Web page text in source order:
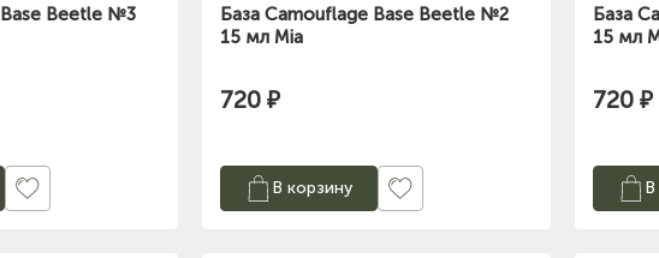
Beetle №3
База Camouflage Base Beetle №2
15 мл Mia
720 ₽
В корзину
База
15 мл
720 ₽
В